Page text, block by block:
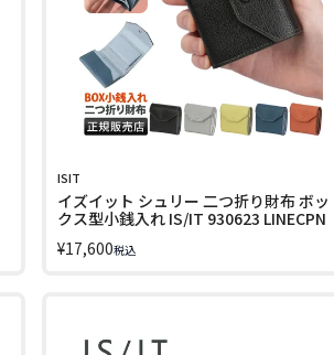
ISIT
イズイット シュリー 二つ折り財布 ボッ
クス型小銭入れ IS/IT 930623 LINECPN
¥17,600税込